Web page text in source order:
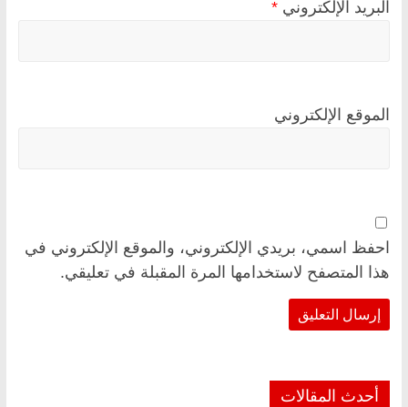
البريد الإلكتروني *
الموقع الإلكتروني
احفظ اسمي، بريدي الإلكتروني، والموقع الإلكتروني في
هذا المتصفح لاستخدامها المرة المقبلة في تعليقي.
أحدث المقالات